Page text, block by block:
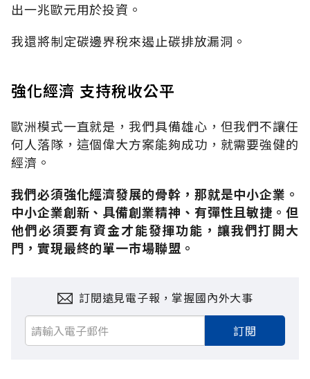
出一兆歐元用於投資。
我還將制定碳邊界稅來遏止碳排放漏洞。
強化經濟 支持稅收公平
歐洲模式一直就是，我們具備雄心，但我們不讓任
何人落隊，這個偉大方案能夠成功，就需要強健的
經濟。
我們必須強化經濟發展的骨幹，那就是中小企業。
中小企業創新、具備創業精神、有彈性且敏捷。但
他們必須要有資金才能發揮功能，讓我們打開大
門，實現最終的單一市場聯盟。
訂閱遠見電子報，掌握國內外大事
訂閱